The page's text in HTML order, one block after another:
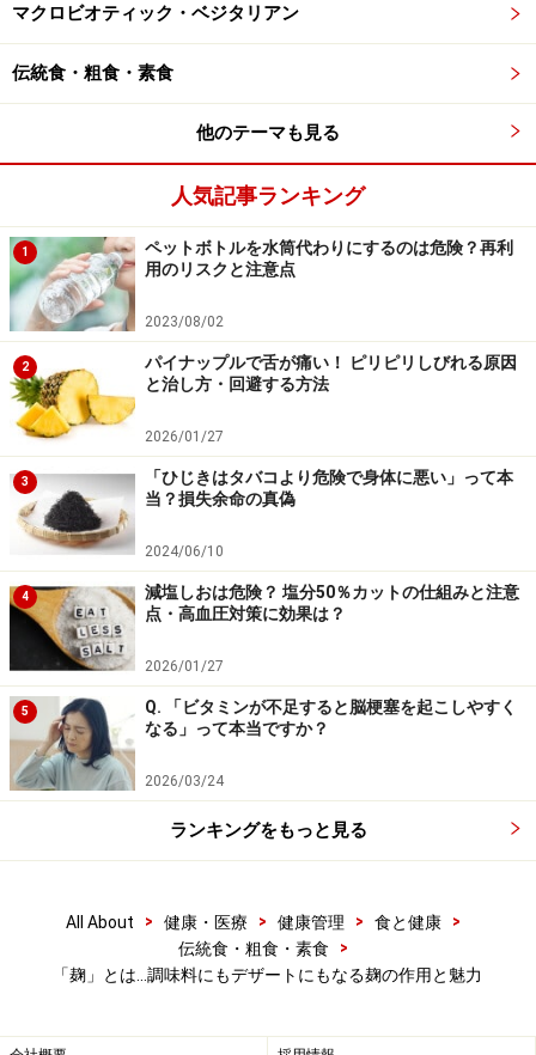
デンプンやタンパク質の状態では、人はおいしいと感じ
られません。分解されたブドウ糖やアミノ酸などに対し
て甘味やうま味が感じられるようになります。また酵素
のおかげで消化・吸収しやすくなります。
期待される米麹の作用と魅力
米の周りにびっしりとコウジカビが繁殖している米麹
麹は、発酵食品をつくるために利用されるもので、麹そ
のものを食べることはまずありません。麹は、麹菌を植
え付ける米山め、麦などに含まれる栄養素以外に、発酵
過程で酵素の他にもビタミンB群・GABAなどの栄養成分
が生まれると言われています。
発芽玄米に多く含まれ、血圧降下や抗不安作用などがあ
るといわれるGABAは、白米にはほとんど含まれておら
ず、米麹を造ると発芽玄米と同じ程度のGABAを産生する
そうです。また他にも、体重増加抑制効果のあるα-エチ
ルグルコシド、血圧降下作用のあるペプチドなども、米
麹を造る過程で産生されるそうです(参考/菊正宗酒造株
式会社)。
ただし、あくまで成分の働きですから、これらの成分を
いう話しではありません。
麹には約100種類の酵素が含まれ、まだその働きなどが
マクロビオティック・ベジタリアン
伝統食・粗食・素食
他のテーマも見る
人気記事ランキング
1
ペットボトルを水筒代わりにするのは危険？再利
用のリスクと注意点
2023/08/02
2
パイナップルで舌が痛い！ ピリピリしびれる原因
と治し方・回避する方法
2026/01/27
3
「ひじきはタバコより危険で身体に悪い」って本
当？損失余命の真偽
2024/06/10
4
減塩しおは危険？ 塩分50％カットの仕組みと注意
点・高血圧対策に効果は？
2026/01/27
5
Q. 「ビタミンが不足すると脳梗塞を起こしやすく
なる」って本当ですか？
2026/03/24
ランキングをもっと見る
All About > 健康・医療 > 健康管理 > 食と健康
>
伝統食・粗食・素食
>
「麹」とは…調味料にもデザートにもなる麹の作用と魅力